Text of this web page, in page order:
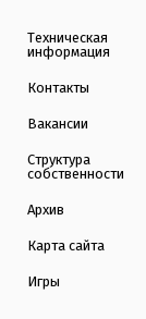
Техническая
информация
Контакты
Вакансии
Структура
собственности
Архив
Карта сайта
Игры